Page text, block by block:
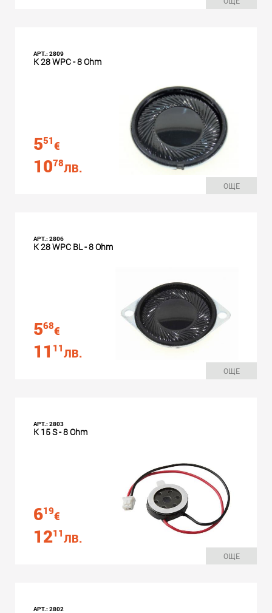
АРТ.: 2809
K 28 WPC - 8 Ohm
551€
1078ЛВ.
ОЩЕ
АРТ.: 2806
K 28 WPC BL - 8 Ohm
568€
11 11ЛВ.
ОЩЕ
АРТ.: 2803
K 15 S - 8 Ohm
619€
1211ЛВ.
ОЩЕ
АРТ.: 2802